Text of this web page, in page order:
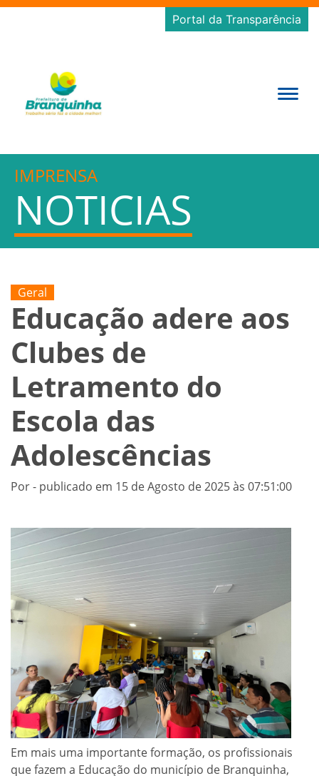
Portal da Transparência
IMPRENSA
NOTICIAS
Geral
Educação adere aos
Clubes de
Letramento do
Escola das
Adolescências
Por - publicado em 15 de Agosto de 2025 às 07:51:00
Em mais uma importante formação, os profissionais
que fazem a Educação do município de Branquinha,